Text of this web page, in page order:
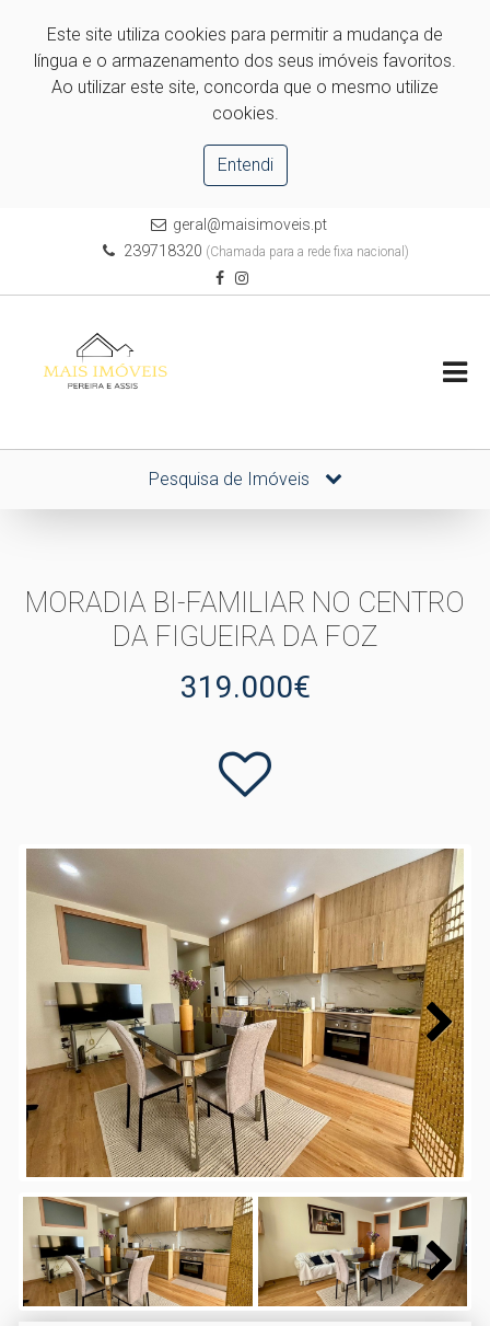
Este site utiliza cookies para permitir a mudança de
língua e o armazenamento dos seus imóveis favoritos.
Ao utilizar este site, concorda que o mesmo utilize
cookies.
Entendi
geral@maisimoveis.pt
239718320 (Chamada para a rede fixa nacional)
Pesquisa de Imóveis
MORADIA BI-FAMILIAR NO CENTRO
DA FIGUEIRA DA FOZ
319.000€
Next
Next